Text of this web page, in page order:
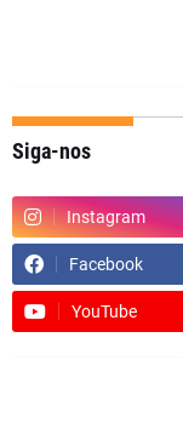
Siga-nos
Instagram
Facebook
YouTube